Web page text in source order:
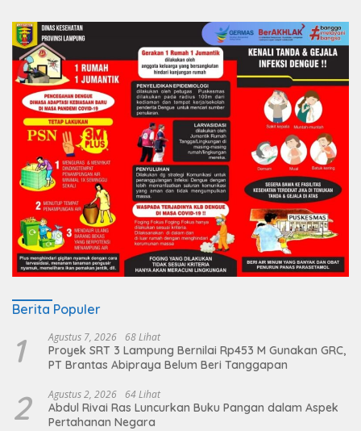
Berita Populer
1 Agustus 7, 2026 68 Lihat
Proyek SRT 3 Lampung Bernilai Rp453 M Gunakan GRC,
PT Brantas Abipraya Belum Beri Tanggapan
2 Agustus 2, 2026 64 Lihat
Abdul Rivai Ras Luncurkan Buku Pangan dalam Aspek
Pertahanan Negara